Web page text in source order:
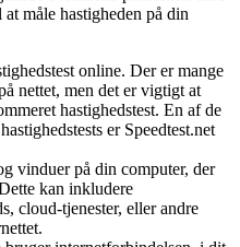
måle hastigheden på din
online. Der er mange
nettet, men det er vigtigt at
hastighedstest. En af de
er Speedtest.net
vinduer på din computer, der
kan inkludere
cloud-tjenester, eller andre